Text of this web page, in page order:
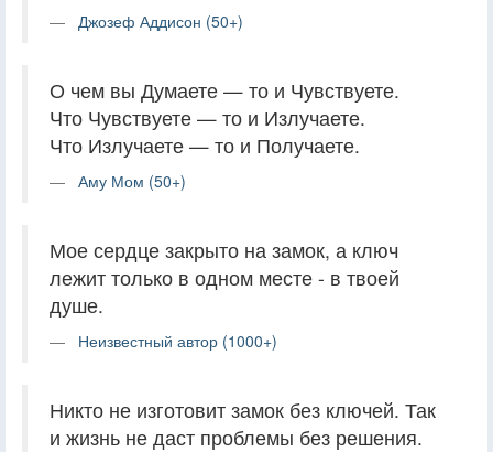
Джозеф Аддисон (50+)
О чем вы Думаете — то и Чувствуете.
Что Чувствуете — то и Излучаете.
Что Излучаете — то и Получаете.
Аму Мом (50+)
Мое сердце закрыто на замок, а ключ
лежит только в одном месте - в твоей
душе.
Неизвестный автор (1000+)
Никто не изготовит замок без ключей. Так
и жизнь не даст проблемы без решения.